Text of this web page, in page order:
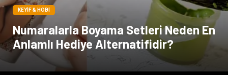
KEYIF & HOBI
Numaralarla Boyama Setleri Neden En
Anlamlı Hediye Alternatifidir?